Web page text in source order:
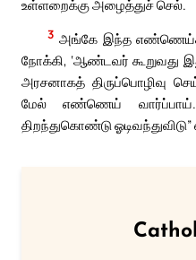
உள்ளறைக்கு அழைத்துச் செல்.
3 அங்கே இந்த
நோக்கி, ‘ஆண்டவர் கூறுவது
அரசனாகத் திருப்பொழிவு
மேல் எண்ணெய்
திறந்துகொண்டு